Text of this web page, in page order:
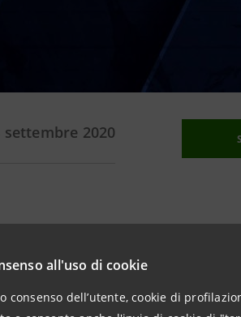
all'uso di cookie
consenso dell’utente, cookie di
settembre 2020